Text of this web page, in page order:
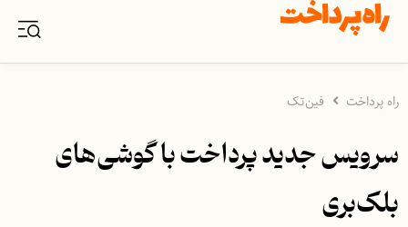
راه پرداخت فین‌تک
سرویس جدید پرداخت با گوشی‌های
بلک‌بری